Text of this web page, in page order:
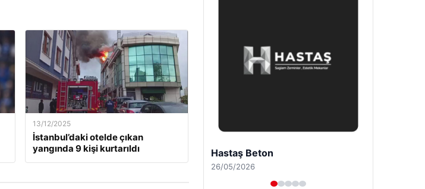
13/12/2025
İstanbul’daki otelde çıkan
yangında 9 kişi kurtarıldı
Enes Kaplan Avukatlık Bürosu
28/04/2026